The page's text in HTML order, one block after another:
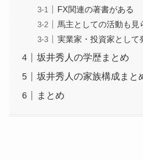
FX関連の著書がある
馬主としての活動も見
実業家・投資家として
坂井秀人の学歴まとめ
坂井秀人の家族構成まと
まとめ